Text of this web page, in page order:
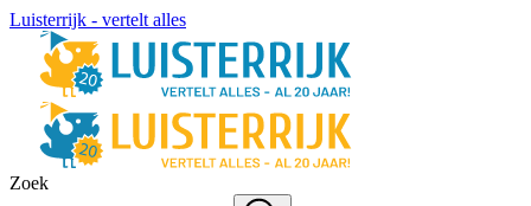
Luisterrijk - vertelt alles
Zoek